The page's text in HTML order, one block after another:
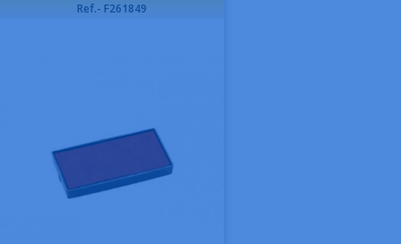
Ref.- F261849